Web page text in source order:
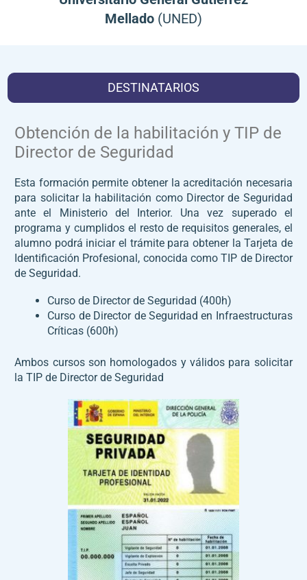
Mellado (UNED)
DESTINATARIOS
Obtención de la habilitación y TIP de
Director de Seguridad
Esta formación permite obtener la acreditación necesaria
para solicitar la habilitación como Director de Seguridad
ante el Ministerio del Interior. Una vez superado el
programa y cumplidos el resto de requisitos generales, el
alumno podrá iniciar el trámite para obtener la Tarjeta de
Identificación Profesional, conocida como TIP de Director
de Seguridad.
Curso de Director de Seguridad (400h)
Curso de Director de Seguridad en Infraestructuras
Críticas (600h)
Ambos cursos son homologados y válidos para solicitar
la TIP de Director de Seguridad